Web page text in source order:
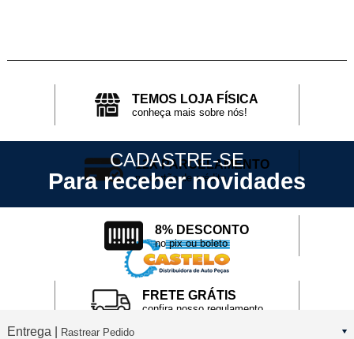
TEMOS LOJA FÍSICA
conheça mais sobre nós!
12X PARCELAMENTO
no cartão de crédito
8% DESCONTO
no pix ou boleto
FRETE GRÁTIS
confira nosso regulamento
CADASTRE-SE
Para receber novidades
Entrega | Rastrear Pedido